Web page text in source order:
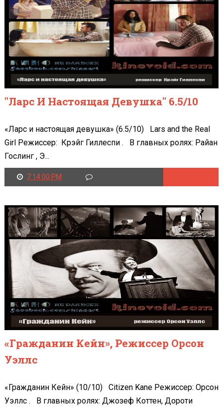
"Ларс И Настоящая Девушка" 6.5/10
«Ларс и настоящая девушка» (6.5/10) Lars and the Real
Girl Режиссер: Крэйг Гиллеспи . В главных ролях: Райан
Гослинг , Э...
7:14:00 PM
«Гражданин Кейн», Режиссер Орсон
Уэллс
«Гражданин Кейн» (10/10) Citizen Kane Режиссер: Орсон
Уэллс . В главных ролях: Джозеф Коттен, Дороти